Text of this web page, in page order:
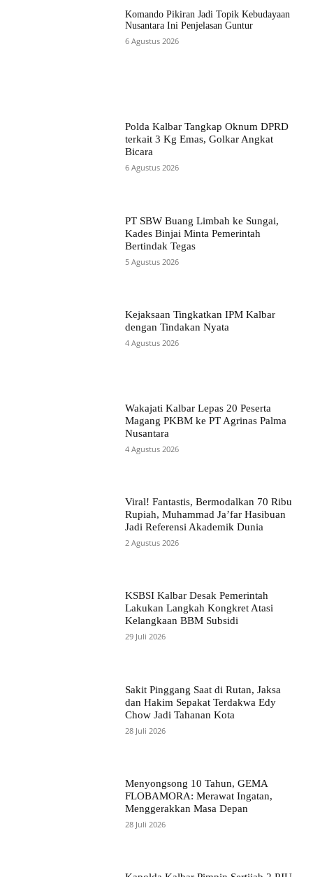
Komando Pikiran Jadi Topik Kebudayaan
Nusantara Ini Penjelasan Guntur
6 Agustus 2026
Polda Kalbar Tangkap Oknum DPRD
terkait 3 Kg Emas, Golkar Angkat
Bicara
6 Agustus 2026
PT SBW Buang Limbah ke Sungai,
Kades Binjai Minta Pemerintah
Bertindak Tegas
5 Agustus 2026
Kejaksaan Tingkatkan IPM Kalbar
dengan Tindakan Nyata
4 Agustus 2026
Wakajati Kalbar Lepas 20 Peserta
Magang PKBM ke PT Agrinas Palma
Nusantara
4 Agustus 2026
Viral! Fantastis, Bermodalkan 70 Ribu
Rupiah, Muhammad Ja’far Hasibuan
Jadi Referensi Akademik Dunia
2 Agustus 2026
KSBSI Kalbar Desak Pemerintah
Lakukan Langkah Kongkret Atasi
Kelangkaan BBM Subsidi
29 Juli 2026
Sakit Pinggang Saat di Rutan, Jaksa
dan Hakim Sepakat Terdakwa Edy
Chow Jadi Tahanan Kota
28 Juli 2026
Menyongsong 10 Tahun, GEMA
FLOBAMORA: Merawat Ingatan,
Menggerakkan Masa Depan
28 Juli 2026